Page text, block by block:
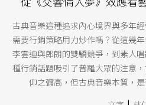
古典音樂這種追求內心境界與多年
需要行銷策略用力炒作嗎？從這幾
李雲迪與郎朗的雙驕競爭，到素人
種行銷話題吸引了普羅大眾的注意
仰之彌高，但古典音樂本質，